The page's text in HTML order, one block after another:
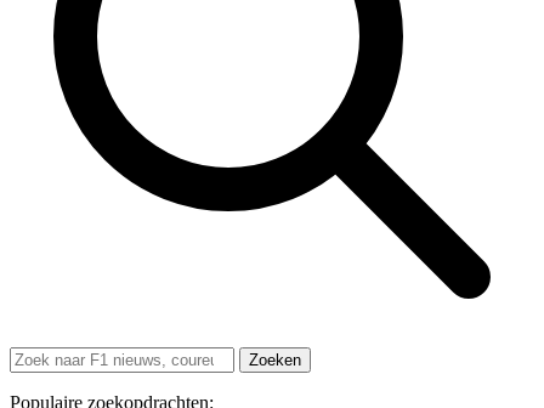
Zoeken
Populaire zoekopdrachten: